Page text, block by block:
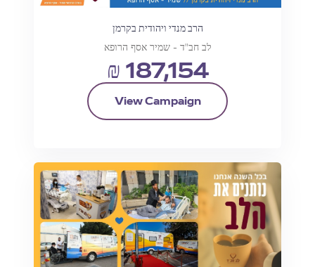
הרב מנדי ויהודית בקרמן
לב חב"ד - שמיר אסף הרופא
₪ 187,154
View Campaign